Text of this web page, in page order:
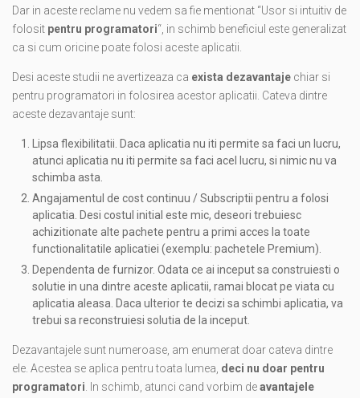
Dar in aceste reclame nu vedem sa fie mentionat “Usor si intuitiv de
folosit pentru programatori“, in schimb beneficiul este generalizat
ca si cum oricine poate folosi aceste aplicatii.
Desi aceste studii ne avertizeaza ca exista dezavantaje chiar si
pentru programatori in folosirea acestor aplicatii. Cateva dintre
aceste dezavantaje sunt:
Lipsa flexibilitatii. Daca aplicatia nu iti permite sa faci un lucru,
atunci aplicatia nu iti permite sa faci acel lucru, si nimic nu va
schimba asta.
Angajamentul de cost continuu / Subscriptii pentru a folosi
aplicatia. Desi costul initial este mic, deseori trebuiesc
achizitionate alte pachete pentru a primi acces la toate
functionalitatile aplicatiei (exemplu: pachetele Premium).
Dependenta de furnizor. Odata ce ai inceput sa construiesti o
solutie in una dintre aceste aplicatii, ramai blocat pe viata cu
aplicatia aleasa. Daca ulterior te decizi sa schimbi aplicatia, va
trebui sa reconstruiesi solutia de la inceput.
Dezavantajele sunt numeroase, am enumerat doar cateva dintre
ele. Acestea se aplica pentru toata lumea, deci nu doar pentru
programatori . In schimb, atunci cand vorbim deavantajele